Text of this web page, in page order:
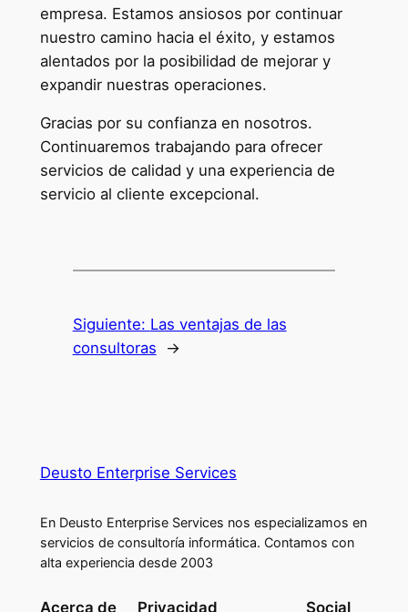
empresa. Estamos ansiosos por continuar
nuestro camino hacia el éxito, y estamos
alentados por la posibilidad de mejorar y
expandir nuestras operaciones.
Gracias por su confianza en nosotros.
Continuaremos trabajando para ofrecer
servicios de calidad y una experiencia de
servicio al cliente excepcional.
Siguiente: Las ventajas de las
consultoras
→
Deusto Enterprise Services
En Deusto Enterprise Services nos especializamos en
servicios de consultoría informática. Contamos con
alta experiencia desde 2003
Acerca de Privacidad Social